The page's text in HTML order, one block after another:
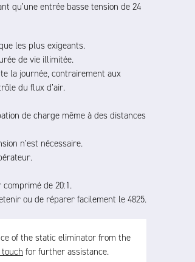
qu’une entrée basse tension de 24
les plus exigeants.
de vie illimitée.
la journée, contrairement aux
du flux d’air.
de charge même à des distances
n’est nécessaire.
de 20:1.
ou de réparer facilement le 4825.
of the static eliminator from the
for further assistance.